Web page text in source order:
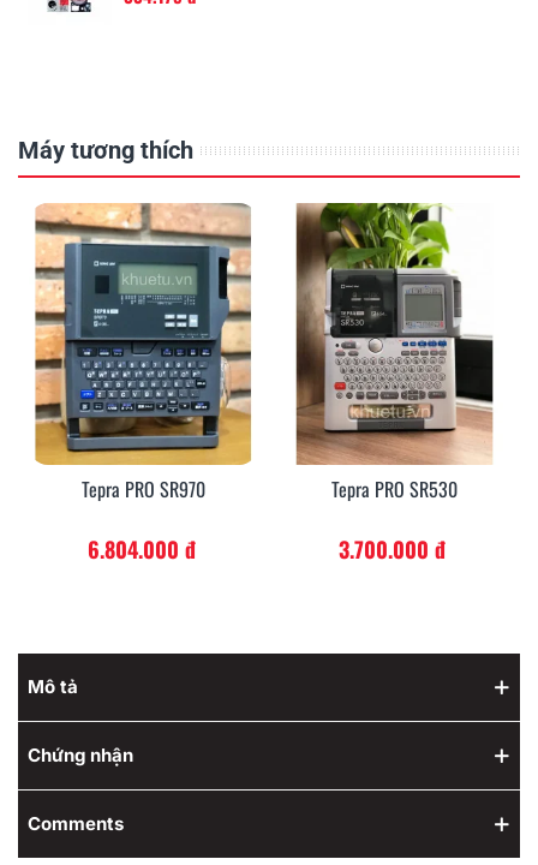
Máy tương thích
Tepra PRO SR970
6.804.000 đ
Tepra PRO SR530
3.700.000 đ
Mô tả
Chứng nhận
Comments